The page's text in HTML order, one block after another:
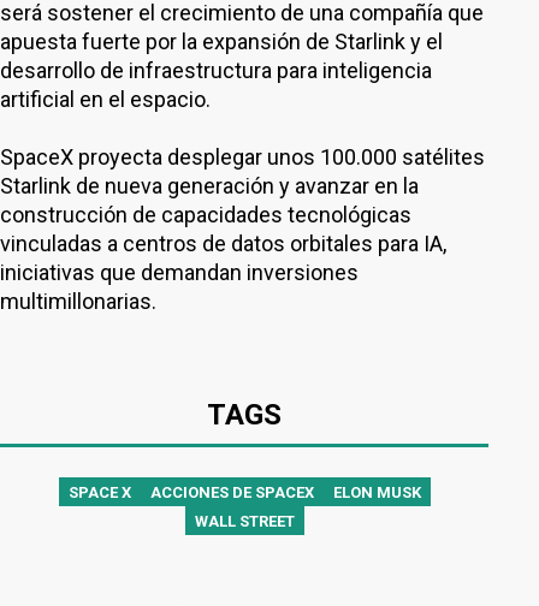
será sostener el crecimiento de una compañía que
apuesta fuerte por la expansión de Starlink y el
desarrollo de infraestructura para inteligencia
artificial en el espacio.
SpaceX proyecta desplegar unos 100.000 satélites
Starlink de nueva generación y avanzar en la
construcción de capacidades tecnológicas
vinculadas a centros de datos orbitales para IA,
iniciativas que demandan inversiones
multimillonarias.
TAGS
SPACE X ACCIONES DE SPACEX
ELON MUSK
WALL STREET